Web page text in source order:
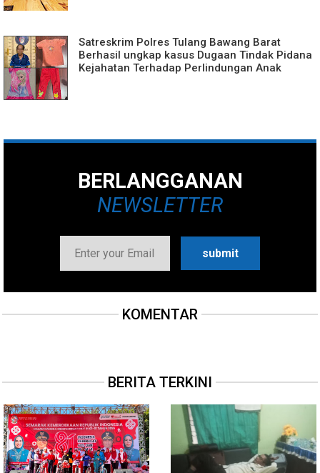
Satreskrim Polres Tulang Bawang Barat
Berhasil ungkap kasus Dugaan Tindak Pidana
Kejahatan Terhadap Perlindungan Anak
BERLANGGANAN
NEWSLETTER
KOMENTAR
BERITA TERKINI